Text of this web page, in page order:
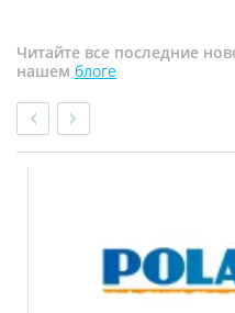
Читайте все последние
нашем блоге